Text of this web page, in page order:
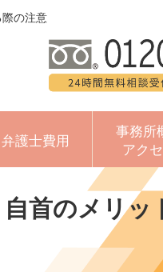
の注意
弁護士費用
事務所
アク
首のメリッ